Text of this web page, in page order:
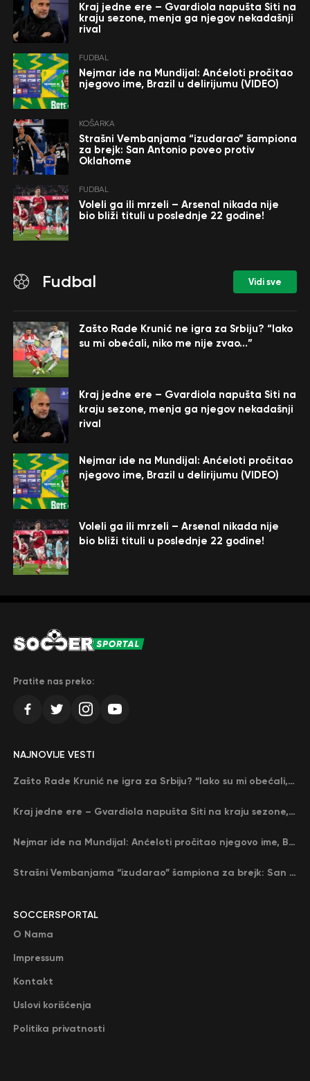
Kraj jedne ere – Gvardiola napušta Siti na
kraju sezone, menja ga njegov nekadašnji
rival
FUDBAL
Nejmar ide na Mundijal: Anćeloti pročitao
njegovo ime, Brazil u delirijumu (VIDEO)
KOŠARKA
Strašni Vembanjama “izudarao” šampiona
za brejk: San Antonio poveo protiv
Oklahome
FUDBAL
Voleli ga ili mrzeli – Arsenal nikada nije
bio bliži tituli u poslednje 22 godine!
Fudbal Vidi sve
Zašto Rade Krunić ne igra za Srbiju? “Iako
su mi obećali, niko me nije zvao…”
Kraj jedne ere – Gvardiola napušta Siti na
kraju sezone, menja ga njegov nekadašnji
rival
Nejmar ide na Mundijal: Anćeloti pročitao
njegovo ime, Brazil u delirijumu (VIDEO)
Voleli ga ili mrzeli – Arsenal nikada nije
bio bliži tituli u poslednje 22 godine!
Pratite nas preko:
SOCCERSPORTAL
O Nama
Impressum
Kontakt
Uslovi korišćenja
Politika privatnosti
NAJNOVIJE VESTI
Zašto Rade Krunić ne igra za Srbiju? “Iako su mi obećali, niko me nije zvao…”
Kraj jedne ere – Gvardiola napušta Siti na kraju sezone, menja ga njegov nekadašnji rival
Nejmar ide na Mundijal: Anćeloti pročitao njegovo ime, Brazil u delirijumu (VIDEO)
Strašni Vembanjama “izudarao” šampiona za brejk: San Antonio poveo protiv Oklahome